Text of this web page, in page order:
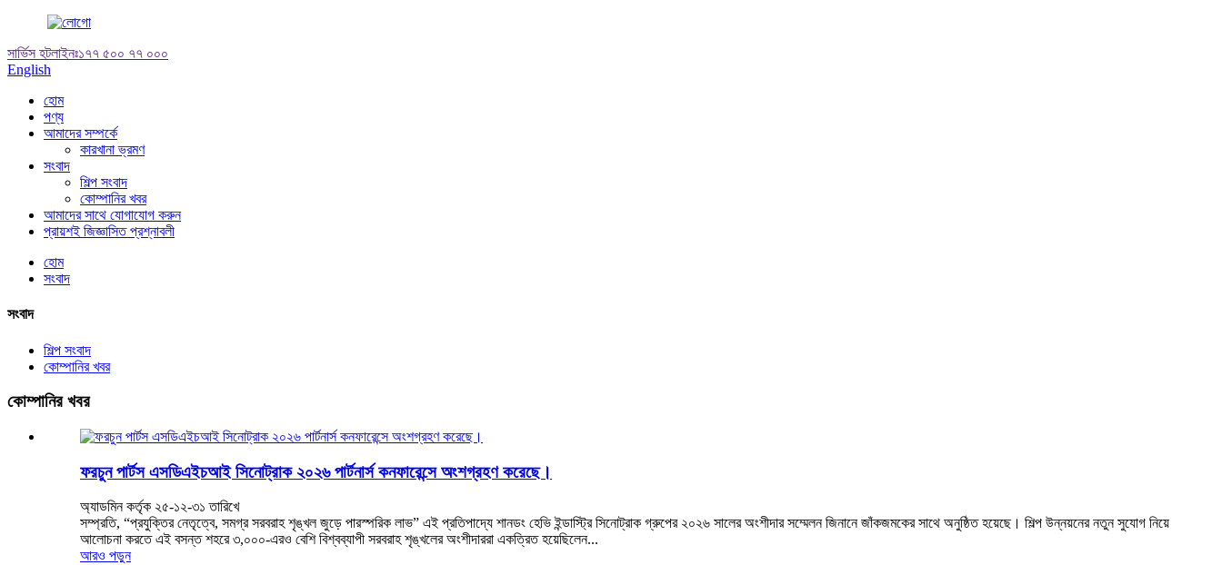
সার্ভিস হটলাইনঃ১৭৭ ৫০০ ৭৭ ০০০
English
হোম
পণ্য
আমাদের সম্পর্কে
কারখানা ভ্রমণ
সংবাদ
শিল্প সংবাদ
কোম্পানির খবর
আমাদের সাথে যোগাযোগ করুন
প্রায়শই জিজ্ঞাসিত প্রশ্নাবলী
হোম
সংবাদ
সংবাদ
শিল্প সংবাদ
কোম্পানির খবর
কোম্পানির খবর
ফরচুন পার্টস এসডিএইচআই সিনোট্রাক ২০২৬ পার্টনার্স কনফারেন্সে অংশগ্রহণ করেছে।
অ্যাডমিন কর্তৃক ২৫-১২-৩১ তারিখে
সম্প্রতি, “প্রযুক্তির নেতৃত্বে, সমগ্র সরবরাহ শৃঙ্খল জুড়ে পারস্পরিক লাভ” এই প্রতিপাদ্যে শানডং হেভি ইন্ডাস্ট্রি সিনোট্রাক গ্রুপের ২০২৬ সালের অংশীদার সম্মেলন জিনানে জাঁকজমকের সাথে অনুষ্ঠিত হয়েছে। শিল্প উন্নয়নের নতুন সুযোগ নিয়ে
আলোচনা করতে এই বসন্ত শহরে ৩,০০০-এরও বেশি বিশ্বব্যাপী সরবরাহ শৃঙ্খলের অংশীদাররা একত্রিত হয়েছিলেন...
আরও পড়ুন